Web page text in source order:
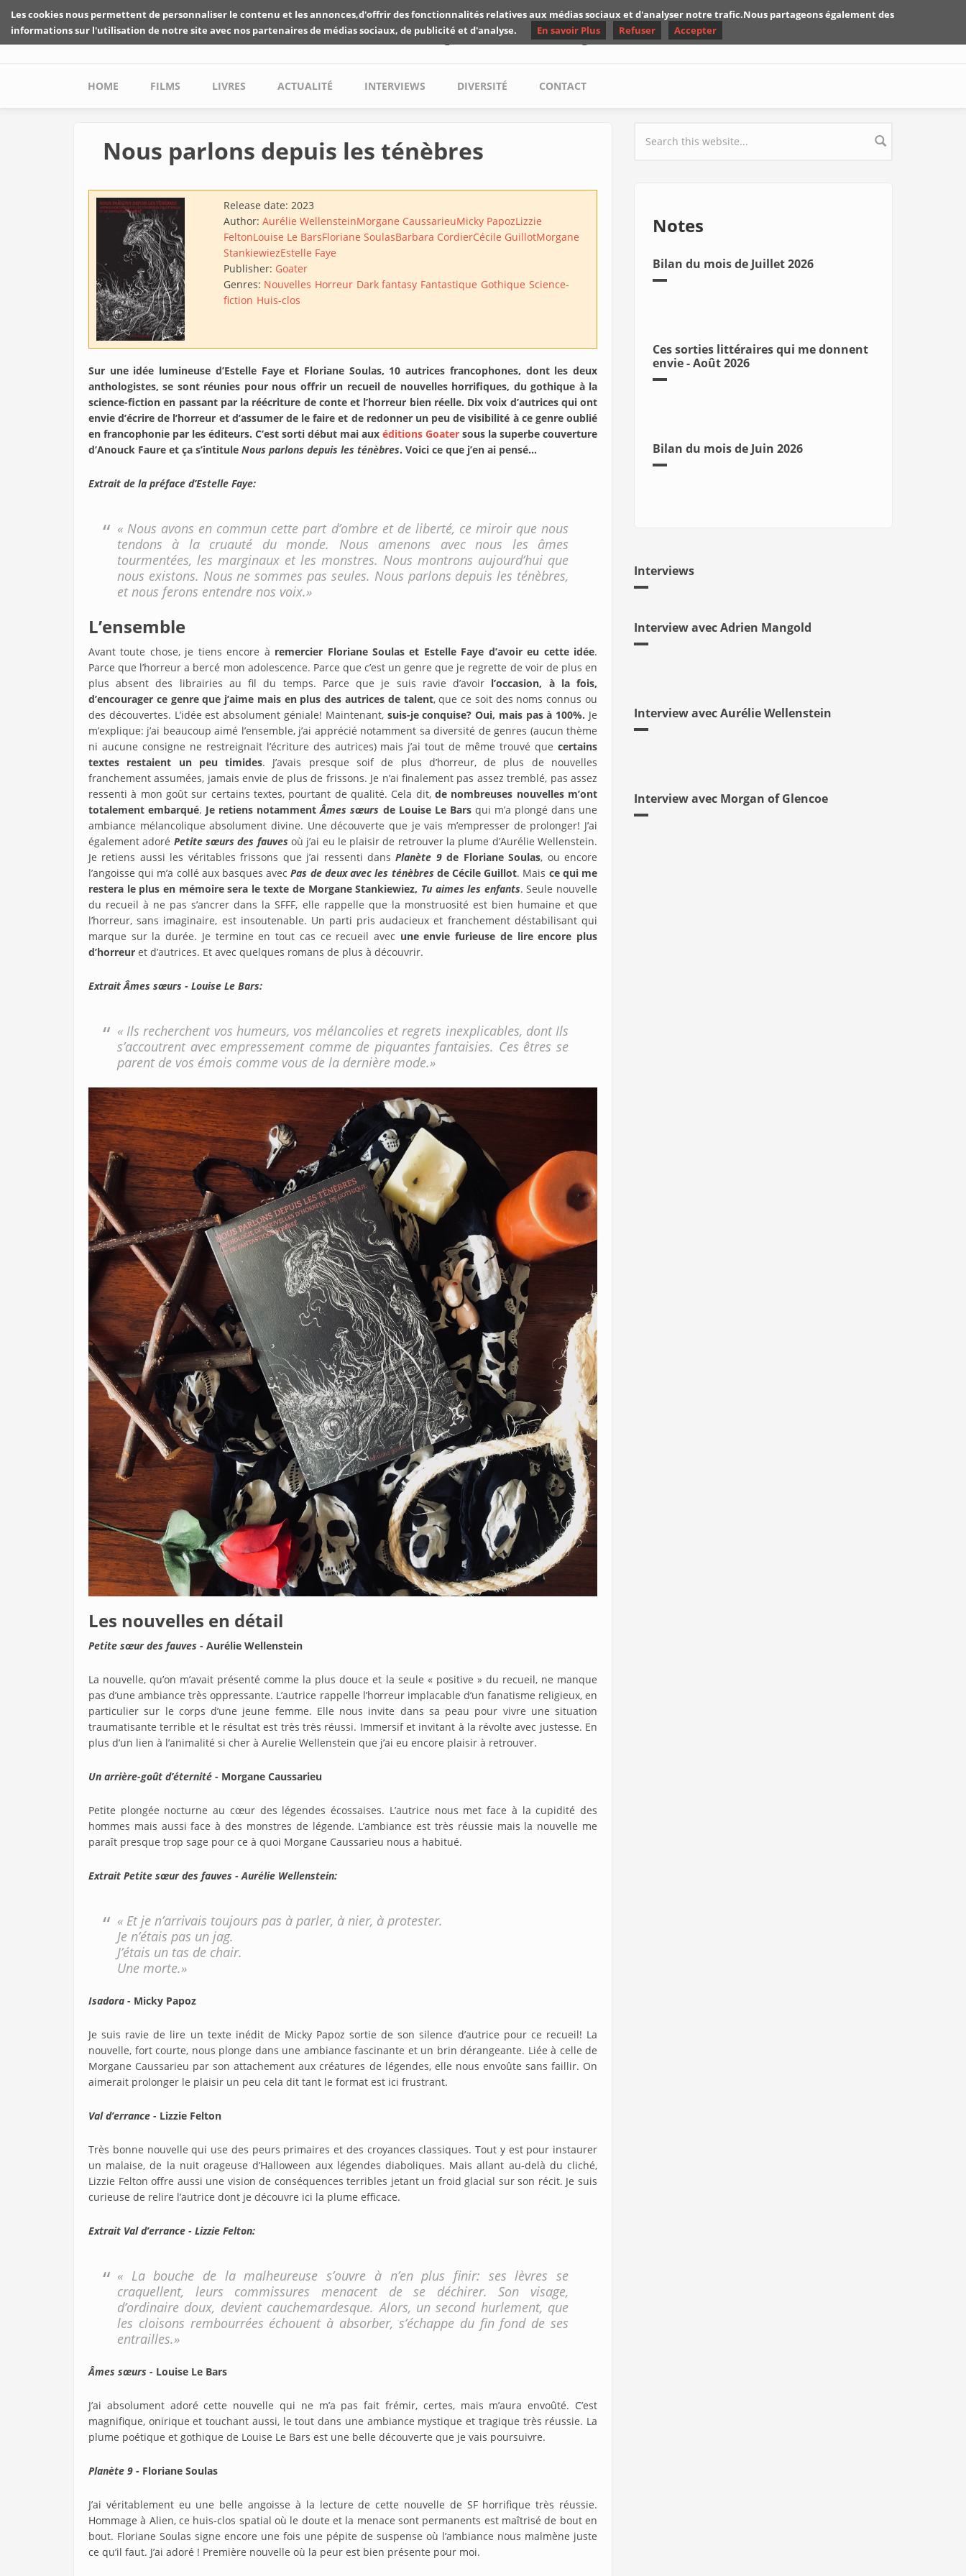
Skip to main content
Les critiques de Yuyine
Main menu
HOME FILMS LIVRES ACTUALITÉ INTERVIEWS DIVERSITÉ CONTACT
Nous parlons depuis les ténèbres
Release date: 2023
Author: Aurélie WellensteinMorgane CaussarieuMicky PapozLizzie
FeltonLouise Le BarsFloriane SoulasBarbara CordierCécile GuillotMorgane
StankiewiezEstelle Faye
Publisher: Goater
Genres: Nouvelles Horreur Dark fantasy Fantastique Gothique Science-
fiction Huis-clos
Sur une idée lumineuse d’Estelle Faye et Floriane Soulas, 10 autrices francophones, dont les deux
anthologistes, se sont réunies pour nous offrir un recueil de nouvelles horrifiques, du gothique à la
science-fiction en passant par la réécriture de conte et l’horreur bien réelle. Dix voix d’autrices qui ont
envie d’écrire de l’horreur et d’assumer de le faire et de redonner un peu de visibilité à ce genre oublié
en francophonie par les éditeurs. C’est sorti début mai aux éditions Goater sous la superbe couverture
d’Anouck Faure et ça s’intitule Nous parlons depuis les ténèbres. Voici ce que j’en ai pensé…
Extrait de la préface d’Estelle Faye:
« Nous avons en commun cette part d’ombre et de liberté, ce miroir que nous
tendons à la cruauté du monde. Nous amenons avec nous les âmes
tourmentées, les marginaux et les monstres. Nous montrons aujourd’hui que
nous existons. Nous ne sommes pas seules. Nous parlons depuis les ténèbres,
et nous ferons entendre nos voix.»
L’ensemble
Avant toute chose, je tiens encore à remercier Floriane Soulas et Estelle Faye d’avoir eu cette idée.
Parce que l’horreur a bercé mon adolescence. Parce que c’est un genre que je regrette de voir de plus en
plus absent des librairies au fil du temps. Parce que je suis ravie d’avoir l’occasion, à la fois,
d’encourager ce genre que j’aime mais en plus des autrices de talent, que ce soit des noms connus ou
des découvertes. L’idée est absolument géniale! Maintenant, suis-je conquise? Oui, mais pas à 100%. Je
m’explique: j’ai beaucoup aimé l’ensemble, j’ai apprécié notamment sa diversité de genres (aucun thème
ni aucune consigne ne restreignait l’écriture des autrices) mais j’ai tout de même trouvé que certains
textes restaient un peu timides. J’avais presque soif de plus d’horreur, de plus de nouvelles
franchement assumées, jamais envie de plus de frissons. Je n’ai finalement pas assez tremblé, pas assez
ressenti à mon goût sur certains textes, pourtant de qualité. Cela dit, de nombreuses nouvelles m’ont
totalement embarqué. Je retiens notammentÂmes sœurs de Louise Le Bars qui m’a plongé dans une
ambiance mélancolique absolument divine. Une découverte que je vais m’empresser de prolonger! J’ai
également adoré Petite sœurs des fauves où j’ai eu le plaisir de retrouver la plume d’Aurélie Wellenstein.
Je retiens aussi les véritables frissons que j’ai ressenti dans Planète 9de Floriane Soulas, ou encore
l’angoisse qui m’a collé aux basques avecPas de deux avec les ténèbres de Cécile Guillot. Mais ce qui me
restera le plus en mémoire sera le texte de Morgane Stankiewiez, Tu aimes les enfants. Seule nouvelle
du recueil à ne pas s’ancrer dans la SFFF, elle rappelle que la monstruosité est bien humaine et que
l’horreur, sans imaginaire, est insoutenable. Un parti pris audacieux et franchement déstabilisant qui
marque sur la durée. Je termine en tout cas ce recueil avec une envie furieuse de lire encore plus
d’horreur et d’autrices. Et avec quelques romans de plus à découvrir.
Extrait Âmes sœurs - Louise Le Bars:
« Ils recherchent vos humeurs, vos mélancolies et regrets inexplicables, dont Ils
s’accoutrent avec empressement comme de piquantes fantaisies. Ces êtres se
parent de vos émois comme vous de la dernière mode.»
Les nouvelles en détail
Petite sœur des fauves - Aurélie Wellenstein
La nouvelle, qu’on m’avait présenté comme la plus douce et la seule « positive » du recueil, ne manque
pas d’une ambiance très oppressante. L’autrice rappelle l’horreur implacable d’un fanatisme religieux, en
particulier sur le corps d’une jeune femme. Elle nous invite dans sa peau pour vivre une situation
traumatisante terrible et le résultat est très très réussi. Immersif et invitant à la révolte avec justesse. En
plus d’un lien à l’animalité si cher à Aurelie Wellenstein que j’ai eu encore plaisir à retrouver.
Un arrière-goût d’éternité - Morgane Caussarieu
Petite plongée nocturne au cœur des légendes écossaises. L’autrice nous met face à la cupidité des
hommes mais aussi face à des monstres de légende. L’ambiance est très réussie mais la nouvelle me
paraît presque trop sage pour ce à quoi Morgane Caussarieu nous a habitué.
Extrait Petite sœur des fauves - Aurélie Wellenstein:
« Et je n’arrivais toujours pas à parler, à nier, à protester.
Je n’étais pas un jag.
J’étais un tas de chair.
Une morte.»
Isadora - Micky Papoz
Je suis ravie de lire un texte inédit de Micky Papoz sortie de son silence d’autrice pour ce recueil! La
nouvelle, fort courte, nous plonge dans une ambiance fascinante et un brin dérangeante. Liée à celle de
Morgane Caussarieu par son attachement aux créatures de légendes, elle nous envoûte sans faillir. On
aimerait prolonger le plaisir un peu cela dit tant le format est ici frustrant.
Val d’errance - Lizzie Felton
Très bonne nouvelle qui use des peurs primaires et des croyances classiques. Tout y est pour instaurer
un malaise, de la nuit orageuse d’Halloween aux légendes diaboliques. Mais allant au-delà du cliché,
Lizzie Felton offre aussi une vision de conséquences terribles jetant un froid glacial sur son récit. Je suis
curieuse de relire l’autrice dont je découvre ici la plume efficace.
Extrait Val d’errance - Lizzie Felton:
« La bouche de la malheureuse s’ouvre à n’en plus finir: ses lèvres se
craquellent, leurs commissures menacent de se déchirer. Son visage,
d’ordinaire doux, devient cauchemardesque. Alors, un second hurlement, que
les cloisons rembourrées échouent à absorber, s’échappe du fin fond de ses
entrailles.»
Âmes sœurs - Louise Le Bars
J’ai absolument adoré cette nouvelle qui ne m’a pas fait frémir, certes, mais m’aura envoûté. C’est
magnifique, onirique et touchant aussi, le tout dans une ambiance mystique et tragique très réussie. La
plume poétique et gothique de Louise Le Bars est une belle découverte que je vais poursuivre.
Planète 9 - Floriane Soulas
J’ai véritablement eu une belle angoisse à la lecture de cette nouvelle de SF horrifique très réussie.
Hommage à Alien, ce huis-clos spatial où le doute et la menace sont permanents est maîtrisé de bout en
bout. Floriane Soulas signe encore une fois une pépite de suspense où l’ambiance nous malmène juste
ce qu’il faut. J’ai adoré ! Première nouvelle où la peur est bien présente pour moi.
Search form
Notes
Bilan du mois de Juillet 2026
Ces sorties littéraires qui me donnent
envie - Août 2026
Bilan du mois de Juin 2026
Interviews
Interview avec Adrien Mangold
Interview avec Aurélie Wellenstein
Interview avec Morgan of Glencoe
Les cookies nous permettent de personnaliser le contenu et les annonces,d'offrir des fonctionnalités relatives aux médias sociaux et d'analyser notre trafic.Nous partageons également des
informations sur l'utilisation de notre site avec nos partenaires de médias sociaux, de publicité et d'analyse.
En savoir Plus Refuser Accepter